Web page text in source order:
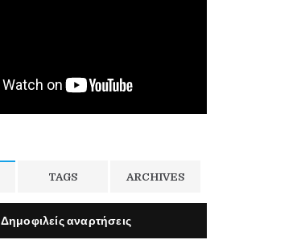
TAGS ARCHIVES
Δημοφιλείς αναρτήσεις